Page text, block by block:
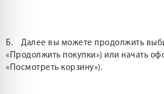
Б. Далее вы можете продолжить
«Продолжить покупки») или начать
«Посмотреть корзину»).